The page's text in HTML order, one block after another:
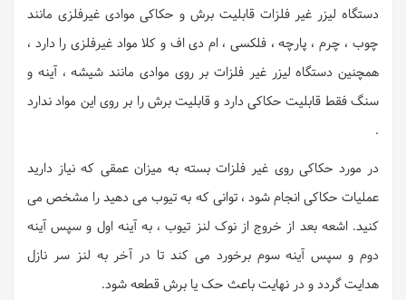
دستگاه لیزر غیر فلزات قابلیت برش و حکاکی موادی غیرفلزی مانند
چوب ، چرم ، پارچه ، فلکسی ، ام دی اف و کلا مواد غیرفلزی را دارد ،
همچنین دستگاه لیزر غیر فلزات بر روی موادی مانند شیشه ، آینه و
سنگ فقط قابلیت حکاکی دارد و قابلیت برش را بر روی این مواد ندارد
.
در مورد حکاکی روی غیر فلزات بسته به میزان عمقی که نیاز دارید
عملیات حکاکی انجام شود ، توانی که به تیوب می دهید را مشخص می
کنید. اشعه بعد از خروج از نوک لنز تیوب ، به آینه اول و سپس آینه
دوم و سپس آینه سوم برخورد می کند تا در آخر به لنز سر نازل
هدایت گردد و در نهایت باعث حک یا برش قطعه شود.